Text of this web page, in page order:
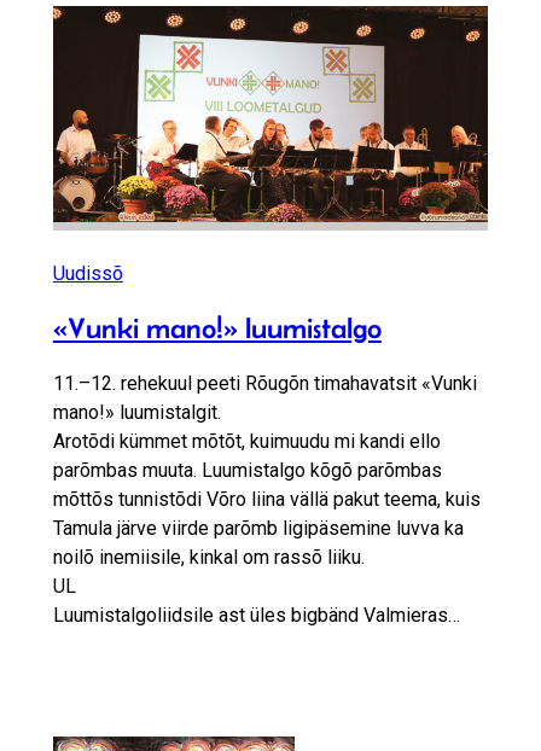
Uudissõ
«Vunki mano!» luumistalgo
11.–12. rehekuul peeti Rõugõn timahavatsit «Vunki
mano!» luumistalgit.
Arotõdi kümmet mõtõt, kuimuudu mi kandi ello
parõmbas muuta. Luumistalgo kõgõ parõmbas
mõttõs tunnistõdi Võro liina vällä pakut teema, kuis
Tamula järve viirde parõmb ligipäsemine luvva ka
noilõ inemiisile, kinkal om rassõ liiku.
UL
Luumistalgoliidsile ast üles bigbänd Valmieras…